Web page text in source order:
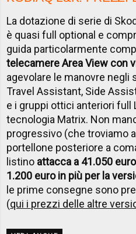
La dotazione di serie di
è quasi full optional e
guida particolarmente
telecamere Area View con
agevolare le manovre
Travel Assistant, Side
e i gruppi ottici anteriori full
tecnologia Matrix. Non
progressivo (che troviamo
portellone posteriore a
listino attacca a 41.050 euro
1.200 euro in più per la
le prime consegne sono
(qui i prezzi delle altre